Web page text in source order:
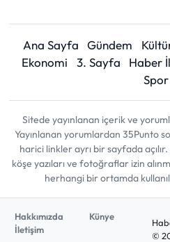
Ana Sayfa Gündem
Ekonomi
3. Sayfa Haber
Spor
Sitede yayınlanan içerik ve
Yayınlanan yorumlardan 35Punto
harici linkler ayrı bir sayfada
köşe yazıları ve fotoğraflar izin
herhangi bir ortamda
Hakkımızda
Künye
İletişim
©